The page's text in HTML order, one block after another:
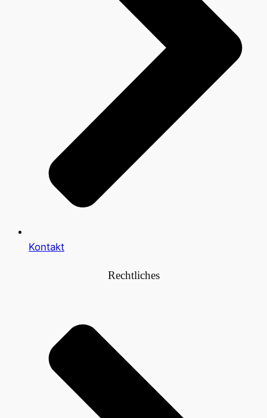
Kontakt
Rechtliches